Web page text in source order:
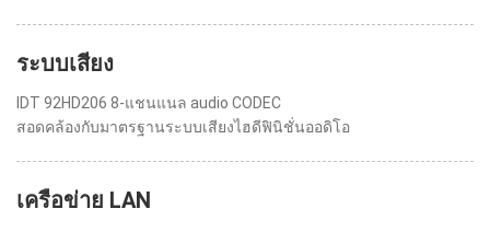
ระบบเสียง
IDT 92HD206 8-แชนแนล audio CODEC
สอดคล้องกับมาตรฐานระบบเสียงไฮดีฟินิชั่นออดิโอ
เครือข่าย LAN